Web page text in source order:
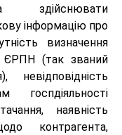
здійснювати
інформацію про
визначення
ЄРПН (так званий
наявність
контрагента,